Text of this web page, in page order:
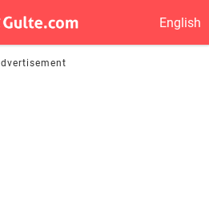
English